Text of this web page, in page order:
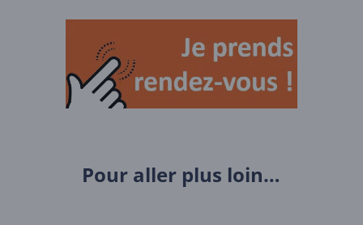
Pour aller plus loin…